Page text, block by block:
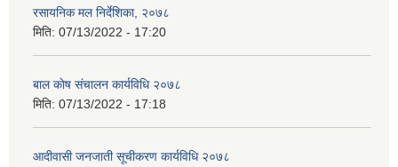
रसायनिक मल निर्देशिका, २०७८
मिति: 07/13/2022 - 17:20
बाल काेष संचालन कार्यविधि २०७८
मिति: 07/13/2022 - 17:18
आदीवासी जनजाती सूचीकरण कार्यविधि २०७८